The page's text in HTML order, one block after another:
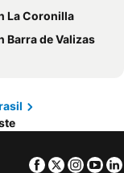
La Coronilla
Barra de Valizas
Facebook
Twitter